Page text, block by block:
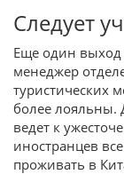
Следует
Еще один выход
менеджер
туристических
более лояльны.
ведет к
иностранцев
проживать в